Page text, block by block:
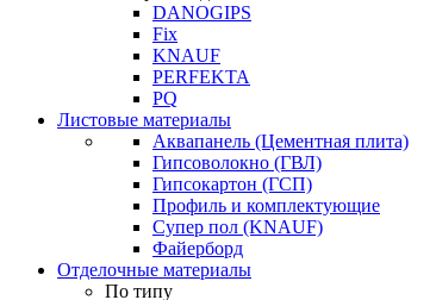
DANOGIPS
Fix
KNAUF
PERFEKTA
PQ
Листовые материалы
Аквапанель (Цементная плита)
Гипсоволокно (ГВЛ)
Гипсокартон (ГСП)
Профиль и комплектующие
Супер пол (KNAUF)
Файерборд
Отделочные материалы
По типу